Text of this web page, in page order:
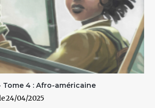
Tome 4 : Afro-américaine
24/04/2025